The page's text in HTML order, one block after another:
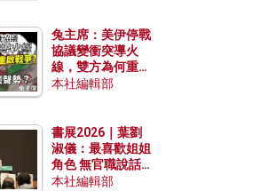
兔主席：美伊停戰
協議變衝突導火
線，雙方為何重啟
戰爭？伊朗一早洞
本社編輯部
書展2026｜葉劉
淑儀：最喜歡姐姐
角色 無官職說話
包袱少
本社編輯部